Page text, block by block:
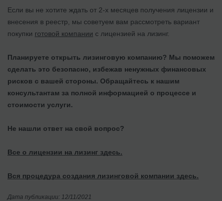
Если вы не хотите ждать от 2-х месяцев получения лицензии и
внесения в реестр, мы советуем вам рассмотреть вариант
покупки готовой компании с лицензией на лизинг.
Планируете открыть лизинговую компанию? Мы поможем
сделать это безопасно, избежав ненужных финансовых
рисков с вашей стороны. Обращайтесь к нашим
консультантам за полной информацией о процессе и
стоимости услуги.
Не нашли ответ на свой вопрос?
Все о лицензии на лизинг здесь.
Вся процедура создания лизинговой компании здесь.
Дата публикации: 12/11/2021